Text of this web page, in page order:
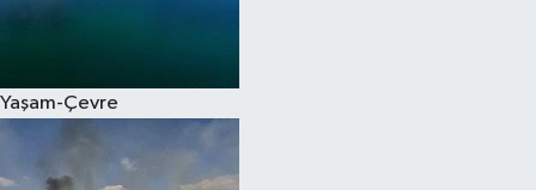
Yaşam-Çevre
Kim kimdir?